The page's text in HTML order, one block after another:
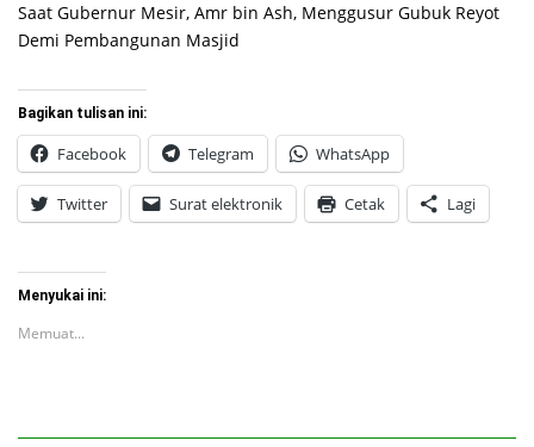
Saat Gubernur Mesir, Amr bin Ash, Menggusur Gubuk Reyot
Demi Pembangunan Masjid
Bagikan tulisan ini:
Facebook Telegram WhatsApp
Twitter Surat elektronik Cetak Lagi
Menyukai ini:
Memuat...